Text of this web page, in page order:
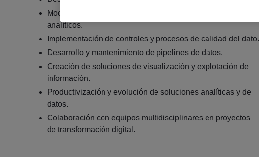
Modelado de datos y definición de estructuras para entornos
analíticos.
Implementación de controles y procesos de calidad del dato.
Desarrollo y mantenimiento de pipelines de datos.
Creación de soluciones de visualización y explotación de
información.
Productivización y evolución de soluciones analíticas y de
datos.
Colaboración con equipos multidisciplinares en proyectos
de transformación digital.